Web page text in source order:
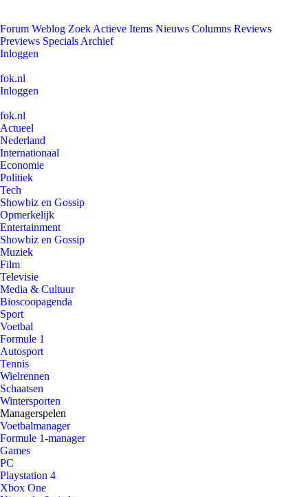
Forum Weblog Zoek Actieve Items Nieuws Columns Reviews
Previews Specials Archief
Inloggen
fok.nl
Inloggen
fok.nl
Actueel
Nederland
Internationaal
Economie
Politiek
Tech
Showbiz en Gossip
Opmerkelijk
Entertainment
Showbiz en Gossip
Muziek
Film
Televisie
Media & Cultuur
Bioscoopagenda
Sport
Voetbal
Formule 1
Autosport
Tennis
Wielrennen
Schaatsen
Wintersporten
Managerspelen
Voetbalmanager
Formule 1-manager
Games
PC
Playstation 4
Xbox One